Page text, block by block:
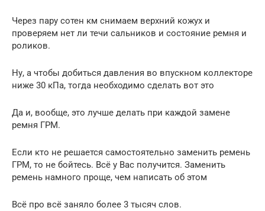
Через пару сотен км снимаем верхний кожух и
проверяем нет ли течи сальников и состояние ремня и
роликов.
Ну, а чтобы добиться давления во впускном коллекторе
ниже 30 кПа, тогда необходимо сделать вот это
Да и, вообще, это лучше делать при каждой замене
ремня ГРМ.
Если кто не решается самостоятельно заменить ремень
ГРМ, то не бойтесь. Всё у Вас получится. Заменить
ремень намного проще, чем написать об этом
Всё про всё заняло более 3 тысяч слов.